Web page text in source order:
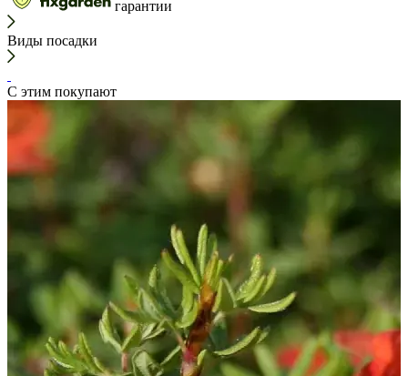
гарантии
Виды посадки
С этим покупают